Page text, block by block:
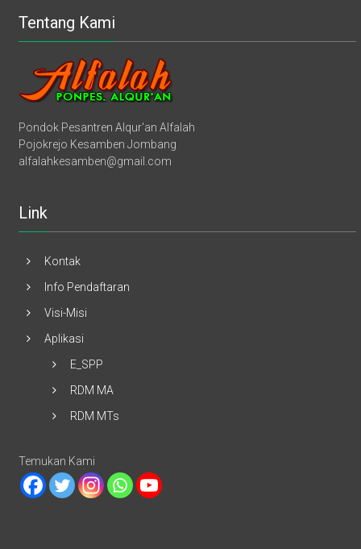
Tentang Kami
Pondok Pesantren Alqur'an Alfalah
Pojokrejo Kesamben Jombang
alfalahkesamben@gmail.com
Link
Kontak
Info Pendaftaran
Visi-Misi
Aplikasi
E_SPP
RDM MA
RDM MTs
Temukan Kami